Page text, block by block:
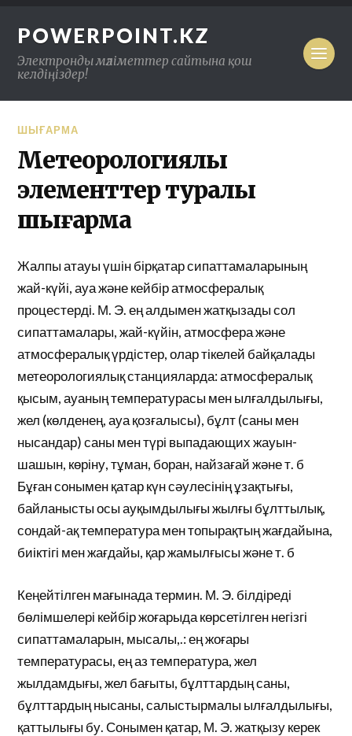
POWERPOINT.KZ
Электронды мәліметтер сайтына қош
келдіңіздер!
ШЫҒАРМА
Метеорологиялық
элементтер туралы
шығарма
Жалпы атауы үшін бірқатар сипаттамаларының
жай-күйі, ауа және кейбір атмосфералық
процестерді. М. Э. ең алдымен жатқызады сол
сипаттамалары, жай-күйін, атмосфера және
атмосфералық үрдістер, олар тікелей байқалады
метеорологиялық станцияларда: атмосфералық
қысым, ауаның температурасы мен ылғалдылығы,
жел (көлденең, ауа қозғалысы), бұлт (саны мен
нысандар) саны мен түрі выпадающих жауын-
шашын, көріну, тұман, боран, найзағай және т. б
Бұған сонымен қатар күн сәулесінің ұзақтығы,
байланысты осы ауқымдылығы жылғы бұлттылық,
сондай-ақ температура мен топырақтың жағдайына,
биіктігі мен жағдайы, қар жамылғысы және т. б
Кеңейтілген мағынада термин. М. Э. білдіреді
бөлімшелері кейбір жоғарыда көрсетілген негізгі
сипаттамаларын, мысалы,.: ең жоғары
температурасы, ең аз температура, жел
жылдамдығы, жел бағыты, бұлттардың саны,
бұлттардың нысаны, салыстырмалы ылғалдылығы,
қаттылығы бу. Сонымен қатар, М. Э. жатқызу керек